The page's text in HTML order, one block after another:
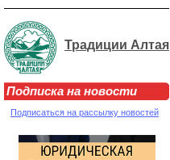
Традиции Алтая
Подписка на новости
Подписаться на рассылку новостей